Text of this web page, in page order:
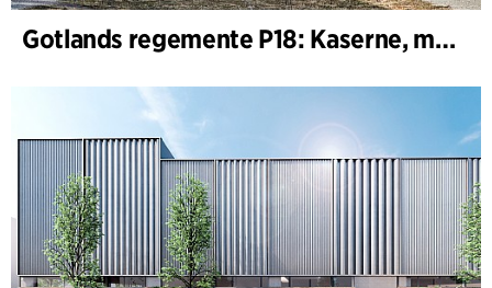
Gotlands regemente P18: Kaserne, motor-, maskin- og skydeområde